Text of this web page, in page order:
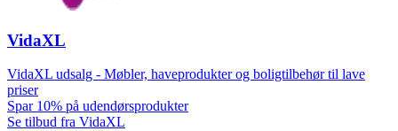
VidaXL
VidaXL udsalg - Møbler, haveprodukter og boligtilbehør til lave
priser
Spar 10% på udendørsprodukter
Se tilbud fra VidaXL